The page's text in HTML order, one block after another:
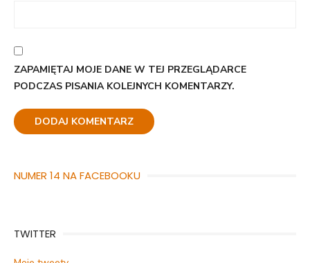
ZAPAMIĘTAJ MOJE DANE W TEJ PRZEGLĄDARCE
PODCZAS PISANIA KOLEJNYCH KOMENTARZY.
NUMER 14 NA FACEBOOKU
TWITTER